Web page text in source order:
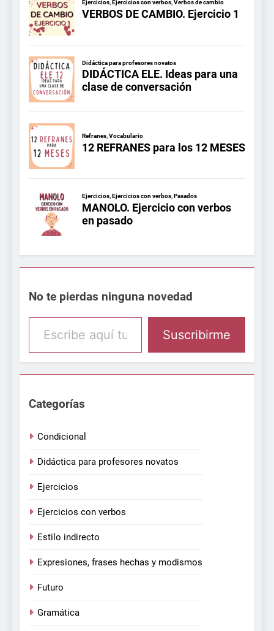
No te pierdas ninguna novedad
Escribe aquí tu email
Suscribirme
Categorías
Condicional
Didáctica para profesores novatos
Ejercicios
Ejercicios con verbos
Estilo indirecto
Expresiones, frases hechas y modismos
Futuro
Gramática